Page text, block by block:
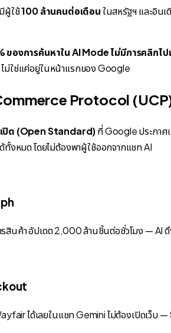
ผู้ใช้100 ล้านคนต่อเดือนในสหรัฐฯ และอิน
ของการค้นหาใน AI Mode ไม่มีการคลิกไป
ม่ใช่แค่อยู่ในหน้าแรกของ Google
Protocol
ปิด (Open Standard)ที่ Google ประกาศ
ด้ทั้งหมดโดยไม่ต้องพาผู้ใช้ออกจากแชท AI
สินค้า อัปเดต 2,000 ล้านชิ้นต่อชั่วโมง — AI
ได้เลยในแชท Gemini ไม่ต้องเปิดเว็บ